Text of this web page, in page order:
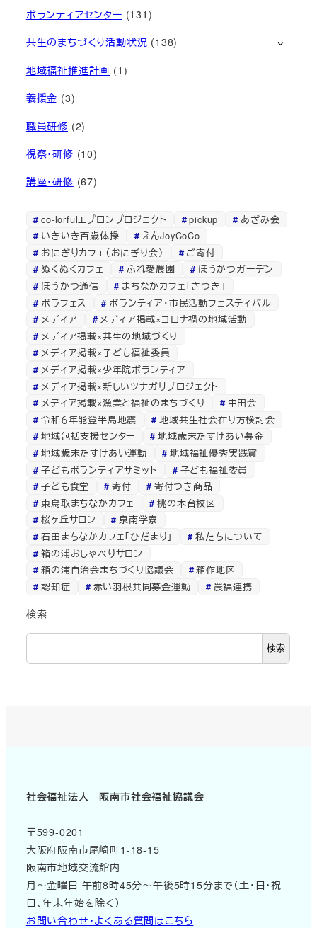
ボランティアセンター (131)
共生のまちづくり活動状況 (138)
地域福祉推進計画 (1)
義援金 (3)
職員研修 (2)
視察・研修 (10)
講座・研修 (67)
co-lorfulエプロンプロジェクト pickup
あざみ会
いきいき百歳体操
えんJoyCoCo
おにぎりカフェ（おにぎり会）
ご寄付
ぬくぬくカフェ
ふれ愛農園
ほうかつガーデン
ほうかつ通信
まちなかカフェ「さつき」
ボラフェス
ボランティア・市民活動フェスティバル
メディア
メディア掲載×コロナ禍の地域活動
メディア掲載×共生の地域づくり
メディア掲載×子ども福祉委員
メディア掲載×少年院ボランティア
メディア掲載×新しいツナガリプロジェクト
メディア掲載×漁業と福祉のまちづくり
中田会
令和６年能登半島地震
地域共生社会在り方検討会
地域包括支援センター
地域歳末たすけあい募金
地域歳末たすけあい運動
地域福祉優秀実践賞
子どもボランティアサミット
子ども福祉委員
子ども食堂
寄付
寄付つき商品
東鳥取まちなかカフェ
桃の木台校区
桜ヶ丘サロン
泉南学寮
石田まちなかカフェ「ひだまり」
私たちについて
箱の浦おしゃべりサロン
箱の浦自治会まちづくり協議会
箱作地区
認知症
赤い羽根共同募金運動 農福連携
検索
検索
社会福祉法人 阪南市社会福祉協議会
〒599-0201
大阪府阪南市尾崎町1-18-15
阪南市地域交流館内
月～金曜日 午前8時45分～午後5時15分まで（土・日・祝
日、年末年始を除く）
お問い合わせ・よくある質問はこちら